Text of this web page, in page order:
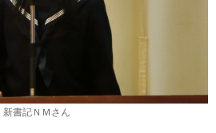
新書記ＮＭさん